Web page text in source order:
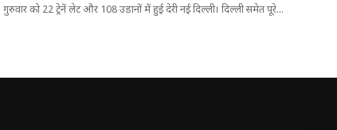
गुरुवार को 22 ट्रेनें लेट और 108 उड़ानों में हुई देरी नई दिल्ली। दिल्ली समेत पूरे...